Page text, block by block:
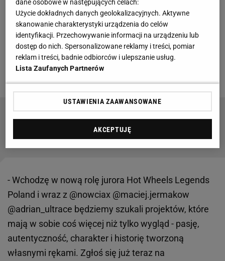
Lewandowski wcielił się w nową rolę. Został
jurorem Hot Wheels Legends Poland
W piątek (15 maja) Robert Lewandowski ogłosił na
swoim oficjalnym profilu na Instagramie, że będzie
jurorem Hot Wheels Legends Poland.
Gigantyczna oferta dla Lewandowskiego. "To
chore. Inaczej sobie wyobrażałem jego karierę"
- Wchodzę w nową rolę jurora Hot Wheels Legends
Poland i wraz z @nowciax @maciej.jermakow
@adrian_ultrace będziemy szukali projektów, które
mają w sobie coś więcej niż tylko wygląd - pasję,
autentyczność, charakter i historię tworzoną
własnymi rękami. Zgłoś się już teraz na
dane osobowe w następujących celach:
Użycie dokładnych danych geolokalizacyjnych. Aktywne
skanowanie charakterystyki urządzenia do celów
identyfikacji. Przechowywanie informacji na urządzeniu lub
dostęp do nich. Spersonalizowane reklamy i treści, pomiar
reklam i treści, badnie odbiorców i ulepszanie usług.
Lista Zaufanych Partnerów
USTAWIENIA ZAAWANSOWANE
AKCEPTUJĘ